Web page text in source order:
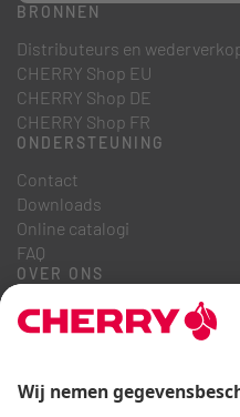
BRONNEN
Distributeurs en
CHERRY Shop EU
CHERRY Shop DE
CHERRY Shop FR
ONDERSTEUNING
Contact
Downloads
Online catalogi
FAQ
OVER ONS
Carrière
Investeerdersrelaties
Zakelijke gedragscode